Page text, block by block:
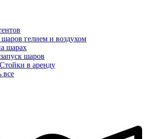
гелием и воздухом
шарах
шаров
в аренду
все